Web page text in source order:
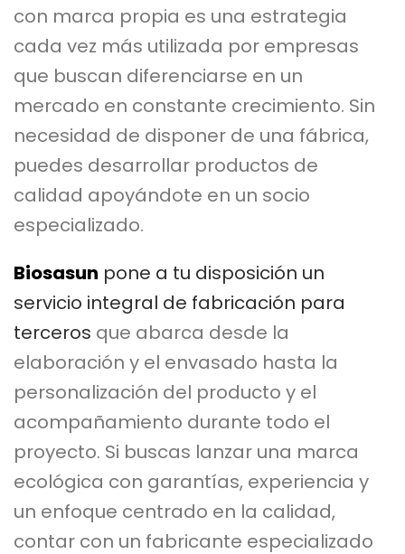
con marca propia es una estrategia
cada vez más utilizada por empresas
que buscan diferenciarse en un
mercado en constante crecimiento. Sin
necesidad de disponer de una fábrica,
puedes desarrollar productos de
calidad apoyándote en un socio
especializado.
Biosasun pone a tu disposición un
servicio integral de fabricación para
terceros que abarca desde la
elaboración y el envasado hasta la
personalización del producto y el
acompañamiento durante todo el
proyecto. Si buscas lanzar una marca
ecológica con garantías, experiencia y
un enfoque centrado en la calidad,
contar con un fabricante especializado